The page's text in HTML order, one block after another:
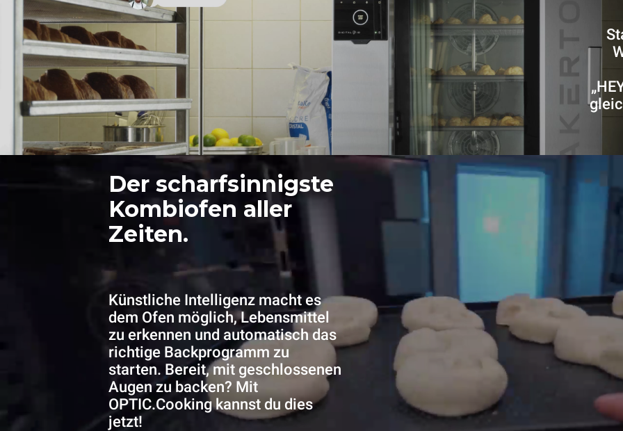
Der scharfsinnigste
Kombiofen aller
Zeiten.
Künstliche Intelligenz macht es
dem Ofen möglich, Lebensmittel
zu erkennen und automatisch das
richtige Backprogramm zu
starten. Bereit, mit geschlossenen
Augen zu backen? Mit
OPTIC.Cooking kannst du dies
jetzt!